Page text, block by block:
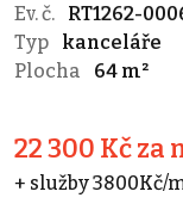
Ev. č.
RT1262-
Typ
kanceláře
Plocha
64 m²
22 300 Kč za
+ služby 3800Kč/